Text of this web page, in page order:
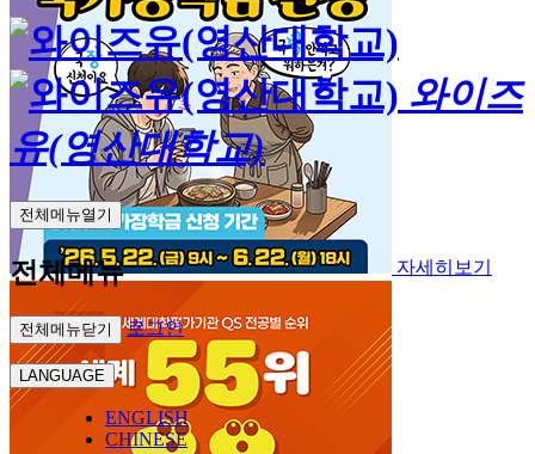
자세히보기
와이즈
유(영산대학교)
전체메뉴열기
전체메뉴
전체메뉴닫기 로그인
LANGUAGE
ENGLISH
CHINESE